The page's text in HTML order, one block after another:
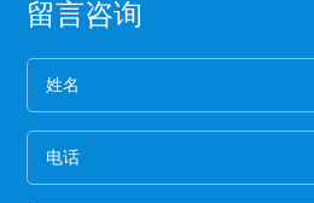
保护膜按照常规就应该卷得
概率非常高,强度差。
膜硬的保护膜一般都比较次
留言咨询